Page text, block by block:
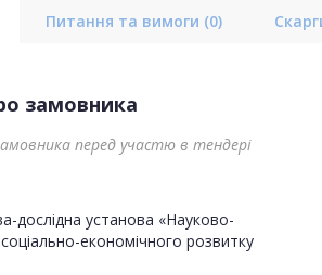
Питання та вимоги (0)
замовника
перед участю в тендері
дослідна установа «Науково-
економічного розвитку